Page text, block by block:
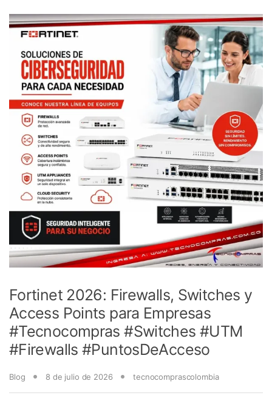
Fortinet 2026: Firewalls, Switches y
Access Points para Empresas
#Tecnocompras #Switches #UTM
#Firewalls #PuntosDeAcceso
Blog 8 de julio de 2026 tecnocomprascolombia